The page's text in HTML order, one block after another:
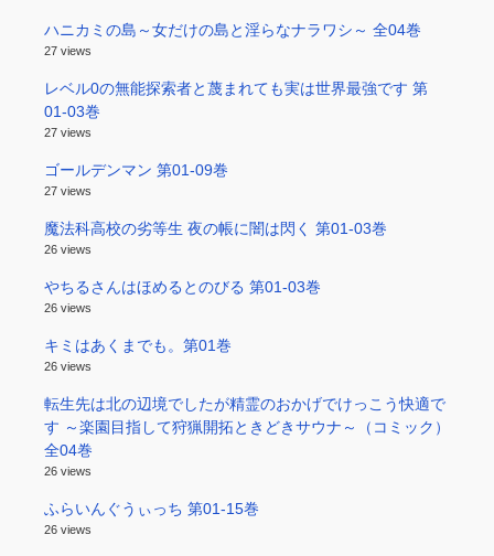
ハニカミの島～女だけの島と淫らなナラワシ～ 全04巻
27 views
レベル0の無能探索者と蔑まれても実は世界最強です 第
01-03巻
27 views
ゴールデンマン 第01-09巻
27 views
魔法科高校の劣等生 夜の帳に闇は閃く 第01-03巻
26 views
やちるさんはほめるとのびる 第01-03巻
26 views
キミはあくまでも。第01巻
26 views
転生先は北の辺境でしたが精霊のおかげでけっこう快適で
す ～楽園目指して狩猟開拓ときどきサウナ～（コミック）
全04巻
26 views
ふらいんぐうぃっち 第01-15巻
26 views